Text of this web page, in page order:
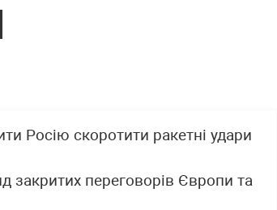
Росію скоротити ракетні удари
закритих переговорів Європи та